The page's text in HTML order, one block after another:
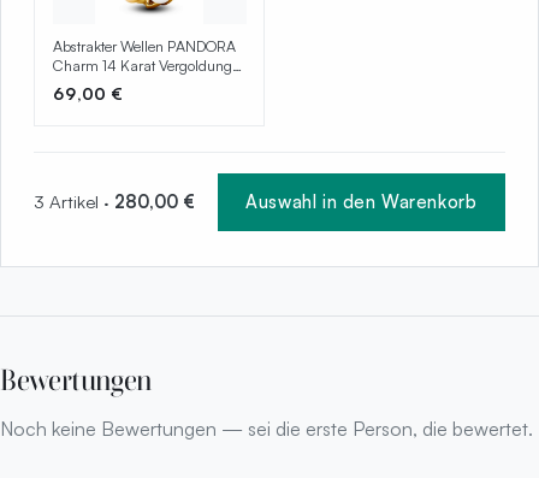
Abstrakter Wellen PANDORA
Charm 14 Karat Vergoldung
763915C01
69,00 €
3 Artikel · 280,00 € Auswahl in den Warenkorb
Bewertungen
Noch keine Bewertungen — sei die erste Person, die bewertet.